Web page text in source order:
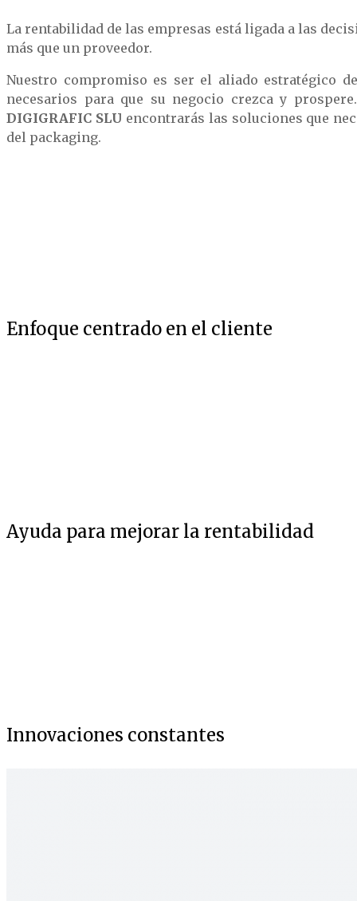
La rentabilidad de las empresas está ligada a las
más que un proveedor.
Nuestro compromiso es ser el aliado estratégico
necesarios para que su negocio crezca y
DIGIGRAFIC SLU encontrarás las soluciones que
del packaging.
Enfoque centrado en el cliente
Ayuda para mejorar la rentabilidad
Innovaciones constantes